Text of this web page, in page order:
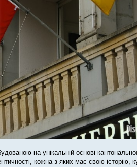
на унікальній основі
кожна з яких має свою історію,